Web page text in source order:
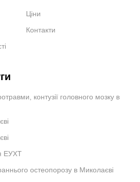
Ціни
Контакти
контузії головного мозку в
ЕУХТ
остеопорозу в Миколаєві